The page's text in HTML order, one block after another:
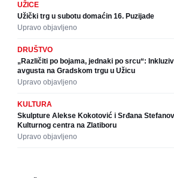
UŽICE
Užički trg u subotu domaćin 16. Puzijade
Upravo objavljeno
DRUŠTVO
„Različiti po bojama, jednaki po srcu“:
avgusta na Gradskom trgu u Užicu
Upravo objavljeno
KULTURA
Skulpture Alekse Kokotović i Srđana
Kulturnog centra na Zlatiboru
Upravo objavljeno